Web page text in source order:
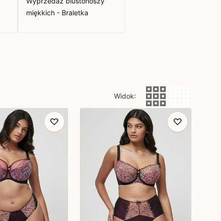
miękkich - Braletka
Widok: